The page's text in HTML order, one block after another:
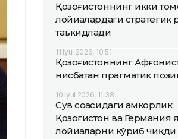
Қозоғистоннинг икки
лойиҳалардаги стратегик
таъкидлади
11 iyul 2026, 10:51
Қозоғистоннинг
нисбатан прагматик
10 iyul 2026, 11:38
Сув соҳасидаги ҳамкорлик:
Қозоғистон ва Германия
лойиҳаларни кўриб чиқди